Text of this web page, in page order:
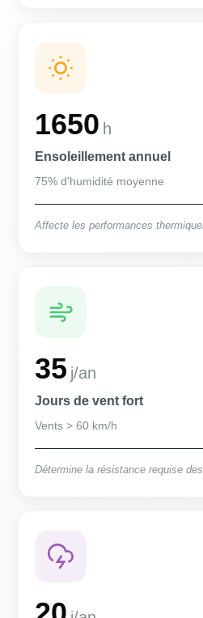
1650 h
Ensoleillement annuel
75% d'humidité moyenne
Affecte les performances
35 j/an
Jours de vent fort
Vents > 60 km/h
Détermine la résistance requise